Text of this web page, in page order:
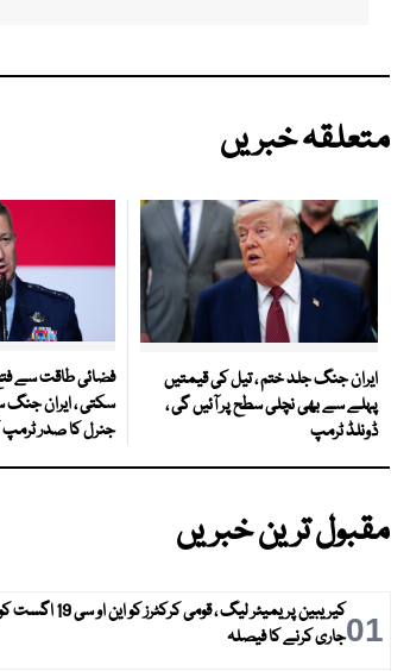
متعلقہ خبریں
ایران جنگ جلد ختم ، تیل کی قیمتیں
پہلے سے بھی نچلی سطح پر آئیں گی ،
ڈونلڈ ٹرمپ
فضائی طاقت سے
سکتی ، ایران جنگ
جنرل کا صدر ٹرمپ
مقبول ترین خبریں
01
کیریبین پریمیئر لیگ ، قومی کرکٹرز کو این او سی 19
جاری کرنے کا فیصلہ